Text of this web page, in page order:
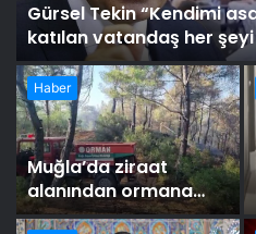
Gürsel Tekin “Kendimi
katılan vatandaş her
Haber
Muğla’da ziraat
alanından ormana
sıçrayan yangında 1